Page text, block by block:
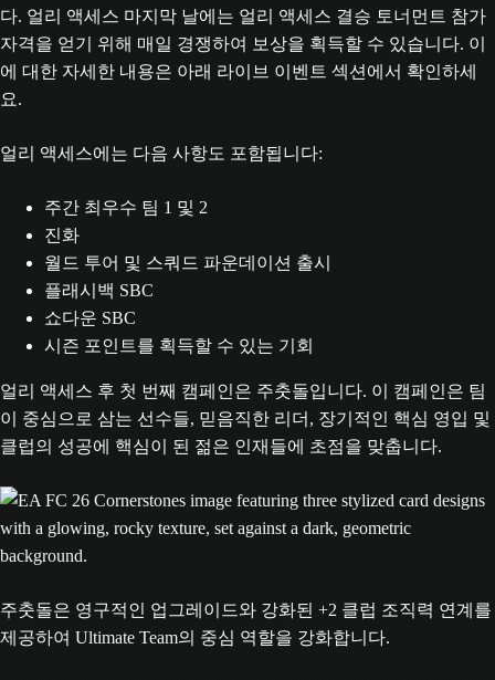
다. 얼리 액세스 마지막 날에는 얼리 액세스 결승 토너먼트 참가
자격을 얻기 위해 매일 경쟁하여 보상을 획득할 수 있습니다. 이
에 대한 자세한 내용은 아래 라이브 이벤트 섹션에서 확인하세
요.
얼리 액세스에는 다음 사항도 포함됩니다:
주간 최우수 팀 1 및 2
진화
월드 투어 및 스쿼드 파운데이션 출시
플래시백 SBC
쇼다운 SBC
시즌 포인트를 획득할 수 있는 기회
얼리 액세스 후 첫 번째 캠페인은 주춧돌입니다. 이 캠페인은 팀
이 중심으로 삼는 선수들, 믿음직한 리더, 장기적인 핵심 영입 및
클럽의 성공에 핵심이 된 젊은 인재들에 초점을 맞춥니다.
주춧돌은 영구적인 업그레이드와 강화된 +2 클럽 조직력 연계를
제공하여 Ultimate Team의 중심 역할을 강화합니다.